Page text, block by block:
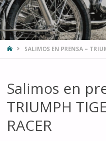
INICIOSALIMOS EN PRENSA –
Salimos en
TRIUMPH
RACER